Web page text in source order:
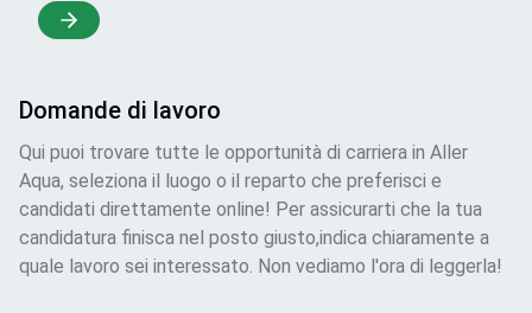
Domande di lavoro
Qui puoi trovare tutte le opportunità di carriera in Aller
Aqua, seleziona il luogo o il reparto che preferisci e
candidati direttamente online! Per assicurarti che la tua
candidatura finisca nel posto giusto,indica chiaramente a
quale lavoro sei interessato. Non vediamo l'ora di leggerla!